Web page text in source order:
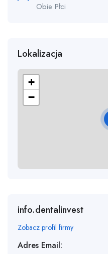
Obie Płci
Lokalizacja
+
−
info.dentalinvest
Zobacz profil firmy
Adres Email: